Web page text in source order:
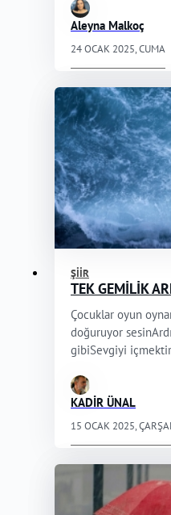
Aleyna Malkoç
24 OCAK 2025, CUMA
ŞIIR
TEK GEMİLİK
Çocuklar oyun
doğuruyor
gibiSevgiyi
KADİR ÜNAL
15 OCAK 2025,